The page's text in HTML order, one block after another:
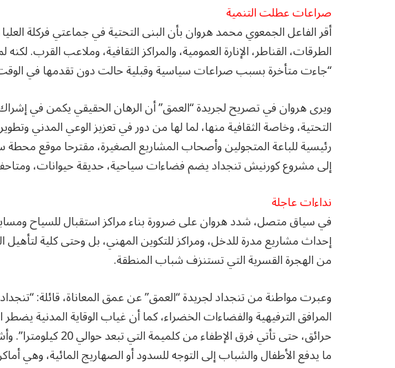
صراعات عطلت التنمية
أقر الفاعل الجمعوي محمد هروان بأن البنى التحتية في جماعتي فركلة
الطرقات، القناطر، الإنارة العمومية، والمراكز الثقافية، وملاعب القرب.
“جاءت متأخرة بسبب صراعات سياسية وقبلية حالت دون تقدمها في الوقت
ويرى هروان في تصريح لجريدة “العمق” أن الرهان الحقيقي يكمن في
التحتية، وخاصة الثقافية منها، لما لها من دور في تعزيز الوعي المدني
رئيسية للباعة المتجولين وأصحاب المشاريع الصغيرة، مقترحا موقع محطة
إلى مشروع كورنيش تنجداد يضم فضاءات سياحية، حديقة حيوانات،
نداءات عاجلة
في سياق متصل، شدد هروان على ضرورة بناء مراكز استقبال للسياح
إحداث مشاريع مدرة للدخل، ومراكز للتكوين المهني، بل وحتى كلية
من الهجرة القسرية التي تستنزف شباب المنطقة.
وعبرت مواطنة من تنجداد لجريدة “العمق” عن عمق المعاناة، قائلة:
المرافق الترفيهية والفضاءات الخضراء، كما أن غياب الوقاية المدنية
حرائق، حتى تأتي فرق
ما يدفع الأطفال والشباب إلى التوجه للسدود أو الصهاريج المائية، وهي